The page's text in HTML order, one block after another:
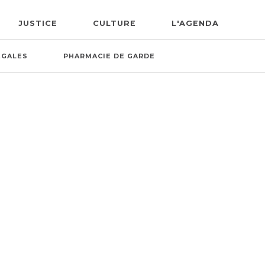
JUSTICE CULTURE L'AGENDA
PHARMACIE DE GARDE